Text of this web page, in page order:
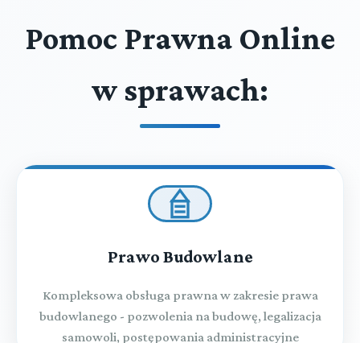
Pomoc Prawna Online
w sprawach:
Prawo Budowlane
Kompleksowa obsługa prawna w zakresie prawa
budowlanego - pozwolenia na budowę, legalizacja
samowoli, postępowania administracyjne